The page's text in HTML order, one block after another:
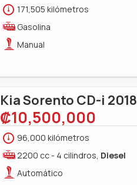
171,505 kilómetros
Gasolina
Manual
Kia Sorento CD-i 2018
‎₡10,500,000
96,000 kilómetros
2200 cc - 4 cilindros, Diesel
Automático